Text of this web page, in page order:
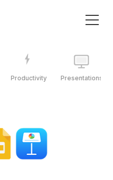
Productivity Presentations